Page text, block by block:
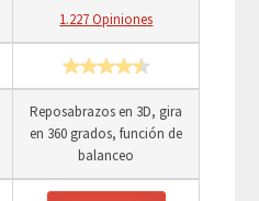
1.227 Opiniones
Reposabrazos en 3D, gira
en 360 grados, función de
balanceo